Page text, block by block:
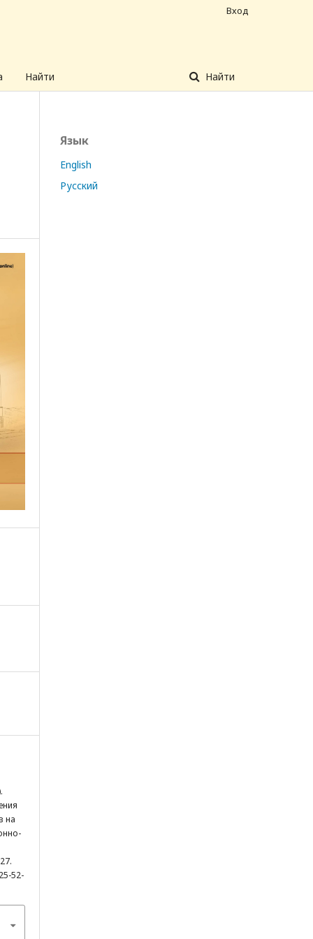
Найти Найти
Вход
на
52-
Язык
English
Русский